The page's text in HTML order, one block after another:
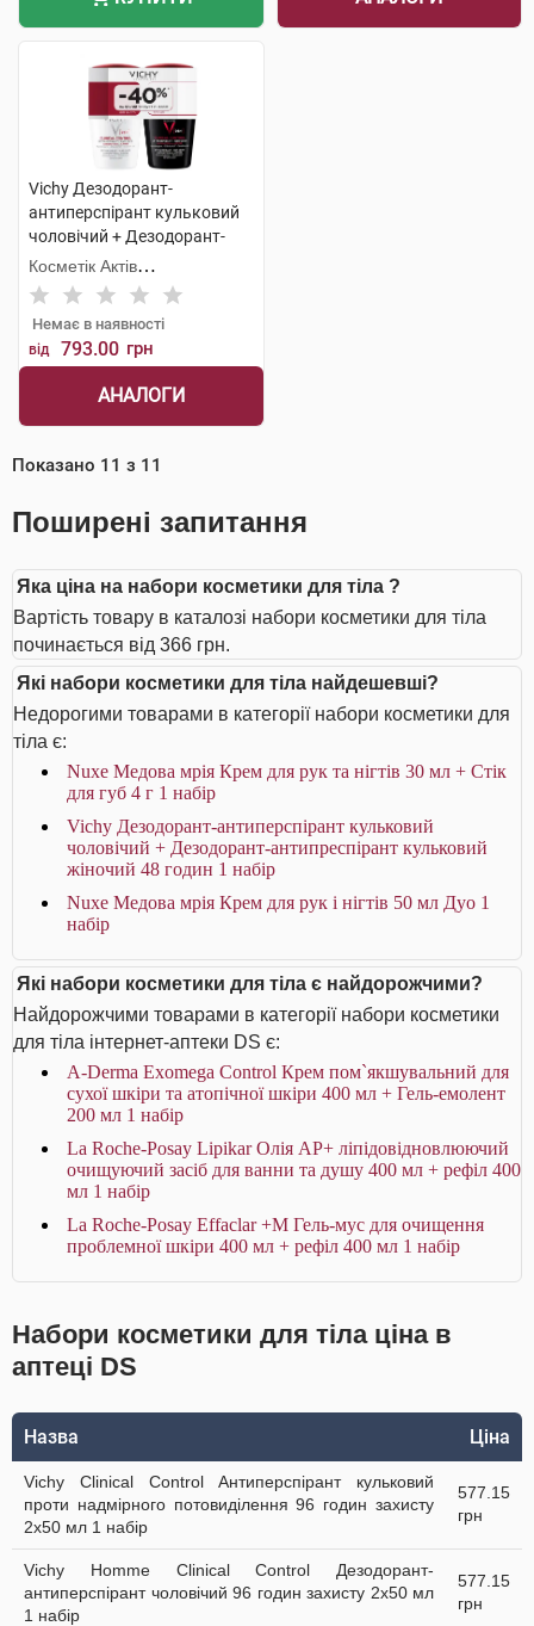
Vichy Дезодорант-
антиперспірант кульковий
чоловічий + Дезодорант-
антипреспірант кульковий
жіночий 96 годин 1 набір
Косметік Актів
Інтернаціональ
Немає в наявності
від 793.00 грн
АНАЛОГИ
Показано 11 з 11
Поширені запитання
Яка ціна на набори косметики для тіла ?
Вартість товару в каталозі набори косметики для тіла
починається від 366 грн.
Які набори косметики для тіла найдешевші?
Недорогими товарами в категорії набори косметики для
тіла є:
Nuxe Медова мрія Крем для рук та нігтів 30 мл + Стік
для губ 4 г 1 набір
Vichy Дезодорант-антиперспірант кульковий
чоловічий + Дезодорант-антипреспірант кульковий
жіночий 48 годин 1 набір
Nuxe Медова мрія Крем для рук і нігтів 50 мл Дуо 1
набір
Які набори косметики для тіла є найдорожчими?
Найдорожчими товарами в категорії набори косметики
для тіла інтернет-аптеки DS є:
A-Derma Exomega Control Крем пом`якшувальний для
сухої шкіри та атопічної шкіри 400 мл + Гель-емолент
200 мл 1 набір
La Roche-Posay Lipikar Олія AP+ ліпідовідновлюючий
очищуючий засіб для ванни та душу 400 мл + рефіл 400
мл 1 набір
La Roche-Posay Effaclar +М Гель-мус для очищення
проблемної шкіри 400 мл + рефіл 400 мл 1 набір
Набори косметики для тіла ціна в
аптеці DS
Назва Ціна
Vichy Clinical Control Антиперспірант кульковий
проти надмірного потовиділення 96 годин захисту
2х50 мл 1 набір
577.15
грн
Vichy Homme Clinical Control Дезодорант-
антиперспірант чоловічий 96 годин захисту 2х50 мл
1 набір
577.15
грн